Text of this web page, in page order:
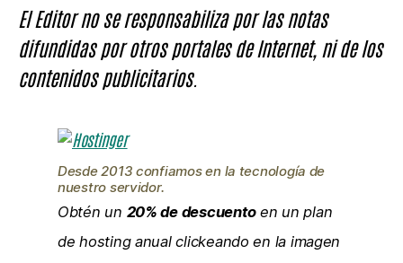
El Editor no se responsabiliza por las notas
difundidas por otros portales de Internet, ni de los
contenidos publicitarios.
Desde 2013 confiamos en la tecnología de
nuestro servidor.
Obtén un 20% de descuentoen un plan
de hosting anual clickeando en la imagen